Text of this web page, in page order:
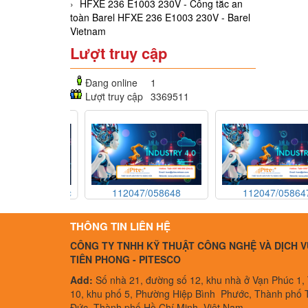
HFXE 236 E1003 230V - Công tắc an
toàn Barel HFXE 236 E1003 230V - Barel
Vietnam
Lượt truy cập
Đang online
1
Lượt truy cập 3369511
112047/058648
định lượng KNF
112047/058648
NPK04KVDC-B PR - KNF
Vietnam
112047/058647
NPK04KVDC-B PR -
THÔNG TIN LIÊN HỆ
CÔNG TY TNHH KỸ THUẬT CÔNG NGHỆ VÀ DỊCH
TIÊN PHONG - PITESCO
Add: Số nhà 21, đường số 12, khu nhà ở Vạn Phúc 1,
10, khu phố 5, Phường Hiệp Bình Phước, Thành phố